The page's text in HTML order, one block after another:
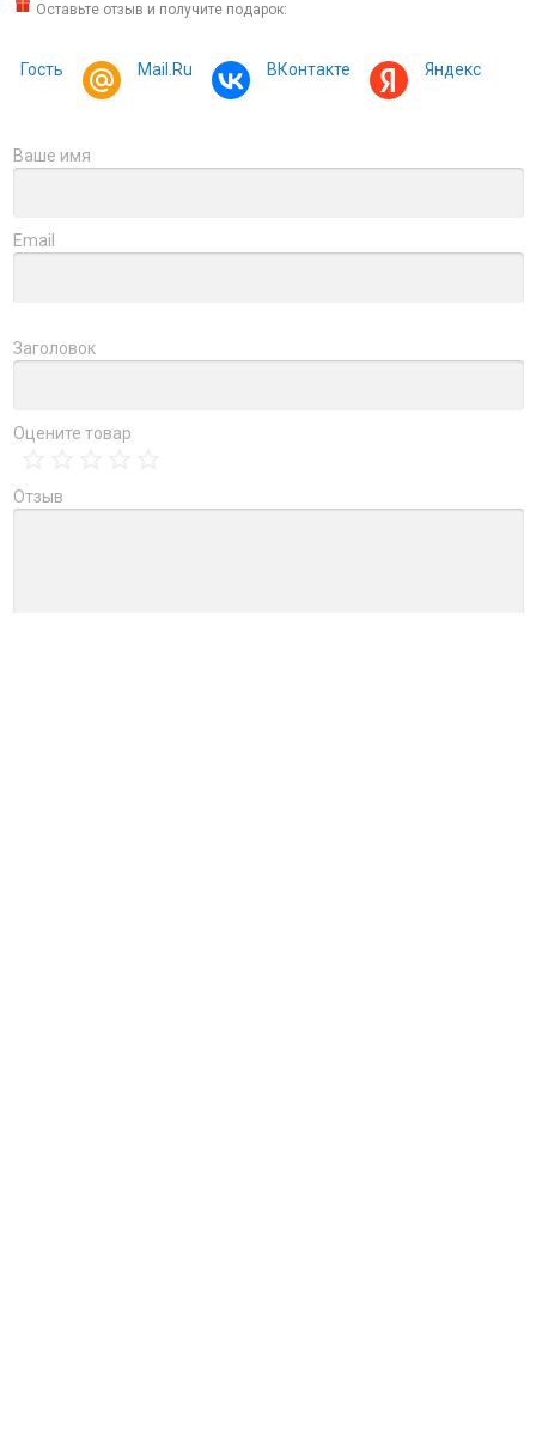
Оставьте отзыв и получите подарок:
Гость Mail.Ru ВКонтакте Яндекс
Ваше имя
Email
Заголовок
Оцените товар
Отзыв